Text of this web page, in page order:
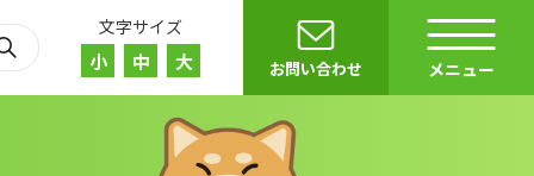
文字サイズ
小 中 大 お問い合わせ メニュー